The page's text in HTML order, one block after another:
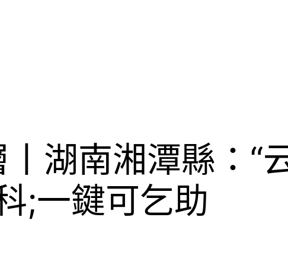
湖南湘潭縣：“
;一鍵可乞助